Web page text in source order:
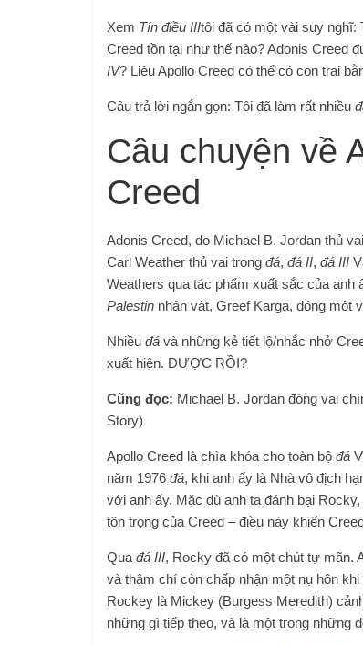
Xem Tín điều IIItôi đã có một vài suy nghĩ:
Creed tồn tại như thế nào? Adonis Creed
IV? Liệu Apollo Creed có thể có con trai
Câu trả lời ngắn gọn: Tôi đã làm rất nhiều
Câu chuyện về
Creed
Adonis Creed, do Michael B. Jordan thủ
Carl Weather thủ vai trong đá, đá II, đá III
Weathers qua tác phẩm xuất sắc của anh
Palestin nhân vật, Greef Karga, đóng một
Nhiều đá và những kẻ tiết lộ/nhắc nhở
xuất hiện. ĐƯỢC RỒI?
Cũng đọc: Michael B. Jordan đóng vai
Story)
Apollo Creed là chìa khóa cho toàn bộ đá
năm 1976 đá, khi anh ấy là Nhà vô địch
với anh ấy. Mặc dù anh ta đánh bại
tôn trọng của Creed – điều này khiến
Qua đá III, Rocky đã có một chút tự mãn.
và thậm chí còn chấp nhận một nụ hôn
Rockey là Mickey (Burgess Meredith)
những gì tiếp theo, và là một trong những